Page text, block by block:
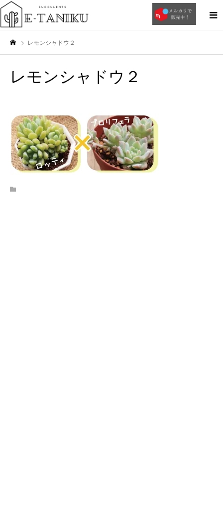
レモンシャドウ２
レモンシャドウ２